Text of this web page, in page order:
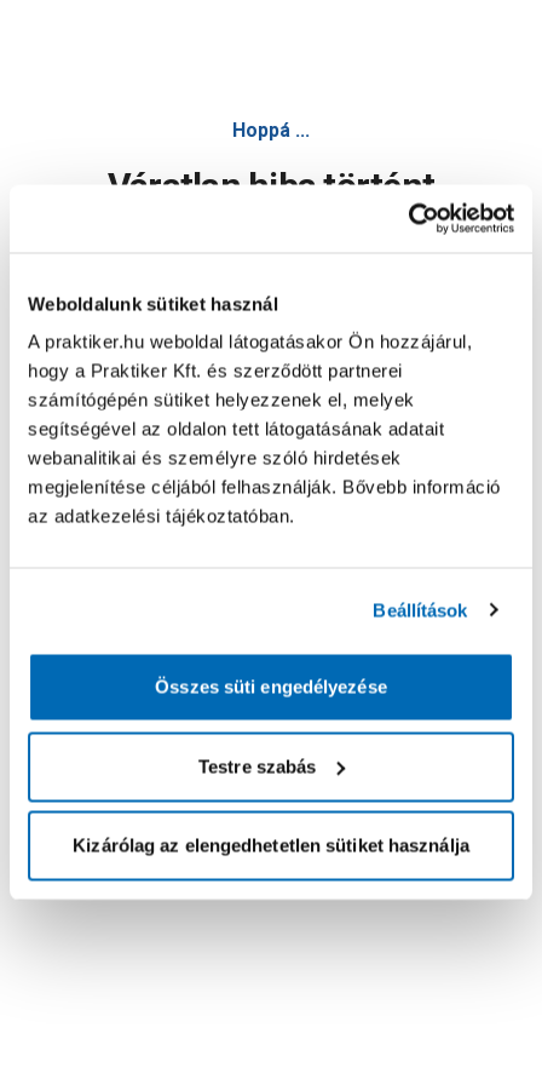
Weboldalunk sütiket használ
A praktiker.hu weboldal látogatásakor Ön hozzájárul,
hogy a Praktiker Kft. és szerződött partnerei
számítógépén sütiket helyezzenek el, melyek
segítségével az oldalon tett látogatásának adatait
webanalitikai és személyre szóló hirdetések
megjelenítése céljából felhasználják. Bővebb információ
az adatkezelési tájékoztatóban.
Beállítások
Összes süti engedélyezése
Testre szabás
Kizárólag az elengedhetetlen sütiket használja
Hoppá ...
Váratlan hiba történt
Oldal újratöltése